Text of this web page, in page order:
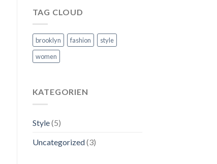
TAG CLOUD
brooklyn fashion
style
women
KATEGORIEN
Style(5)
Uncategorized(3)